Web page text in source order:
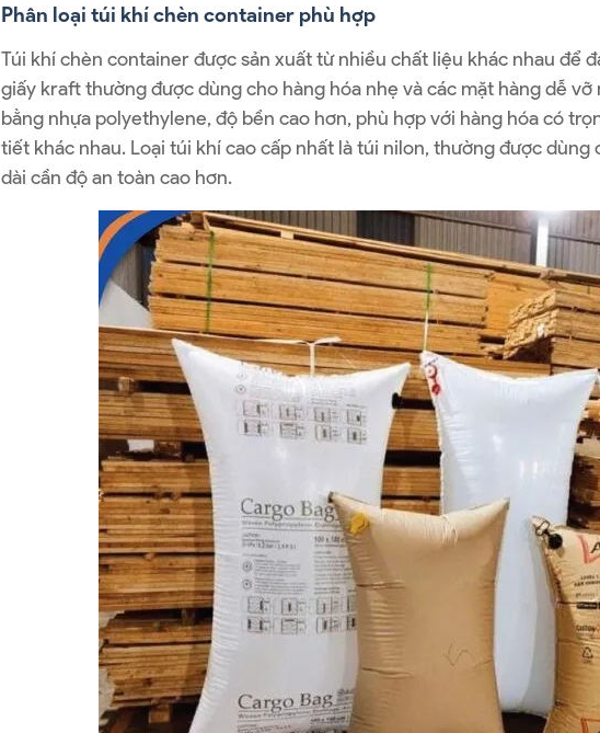
Phân loại túi khí chèn container phù hợp
Túi khí chèn container được sản xuất từ nhiều chất liệu khác nhau để
giấy kraft thường được dùng cho hàng hóa nhẹ và các mặt hàng dễ
bằng nhựa polyethylene, độ bền cao hơn, phù hợp với hàng hóa có
tiết khác nhau. Loại túi khí cao cấp nhất là túi nilon, thường được
dài cần độ an toàn cao hơn.